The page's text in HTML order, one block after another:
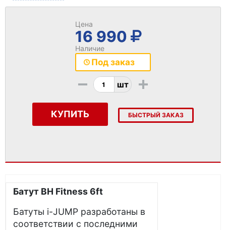
Цена
16 990
Наличие
Под заказ
- шт +
КУПИТЬ БЫСТРЫЙ ЗАКАЗ
Батут BH Fitness 6ft
Батуты i-JUMP разработаны в
соответствии с последними